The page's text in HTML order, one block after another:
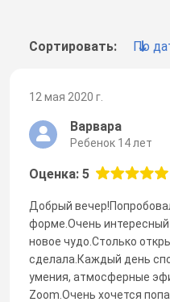
Сортировать: По
12 мая 2020 г.
Варвара
Ребенок 14 лет
Оценка: 5
Добрый
форме.Очень
новое чудо.Столько
сделала.Каждый день
умения, атмосферные
Zoom.Очень хочется